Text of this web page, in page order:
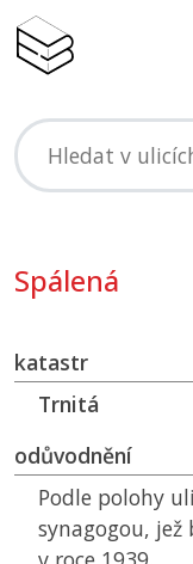
Spálená
katastr
Trnitá
odůvodnění
Podle polohy
synagogou,